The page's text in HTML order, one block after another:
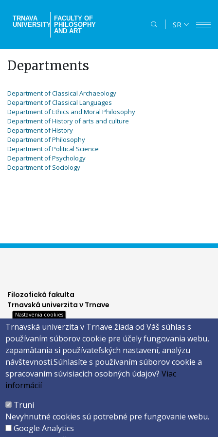
main
TRNAVA
UNIVERSITY
FACULTY OF
PHILOSOPHY
AND ART
SR
Departments
Department of Classical Archaeology
Department of Classical Languages
Department of Ethics and Moral Philosophy
Department of History ofarts and culture
Department of History
Department of Philosophy
Department of Political Science
Department of Psychology
Department of Sociology
Filozofická fakulta
Trnavská univerzita v Trnave
Hornopotočná 23
918 43 TRNAVA
tel.: 033/5939 213
IČO: 318 25 249
IČ DPH: SK2021177202
Footer
menu
4
Youtube
Nastavenia cookies
Trnavská univerzita v Trnave žiada od Váš súhlas s
používaním súborov cookie pre účely fungovania webu,
zapamätania si používateľských nastavení, analýzu
návštevnosti.Súhlasíte s používaním súborov cookie a
spracovaním súvisiacich osobných údajov?Viac
informácií
Truni
Nevyhnutné cookies sú potrebné pre fungovanie webu.
Google Analytics